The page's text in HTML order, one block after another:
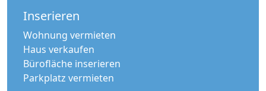
Inserieren
Wohnung vermieten
Haus verkaufen
Bürofläche inserieren
Parkplatz vermieten